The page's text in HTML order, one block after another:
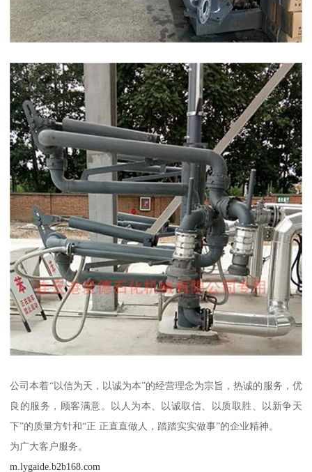
公司本着“以信为天，以诚为本”的经营理念为宗旨，热诚的服务，优
良的服务，顾客满意。以人为本、以诚取信、以质取胜、以新争天
下”的质量方针和“正 正直直做人，踏踏实实做事”的企业精神。
为广大客户服务。
m.lygaide.b2b168.com